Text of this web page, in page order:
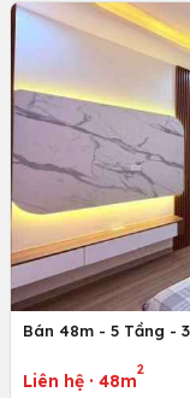
Bán 48m - 5 Tầng -
Liên hệ · 48m
2